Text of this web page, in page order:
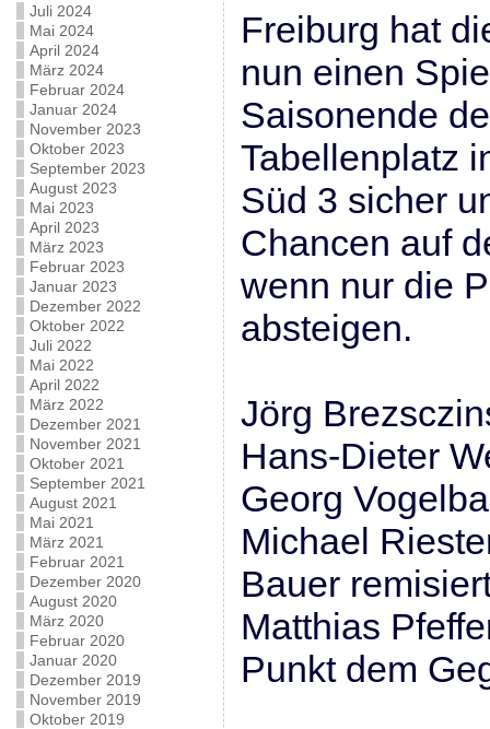
Juli 2024
Mai 2024
April 2024
März 2024
Februar 2024
Januar 2024
November 2023
Oktober 2023
September 2023
August 2023
Mai 2023
April 2023
März 2023
Februar 2023
Januar 2023
Dezember 2022
Oktober 2022
Juli 2022
Mai 2022
April 2022
März 2022
Dezember 2021
November 2021
Oktober 2021
September 2021
August 2021
Mai 2021
März 2021
Februar 2021
Dezember 2020
August 2020
März 2020
Februar 2020
Januar 2020
Dezember 2019
November 2019
Oktober 2019
Freiburg hat
nun einen
Saisonende
Tabellenplatz
Süd 3 sicher
Chancen auf
wenn nur die
absteigen.
Jörg
Hans-Dieter
Georg
Michael
Bauer
Matthias
Punkt dem